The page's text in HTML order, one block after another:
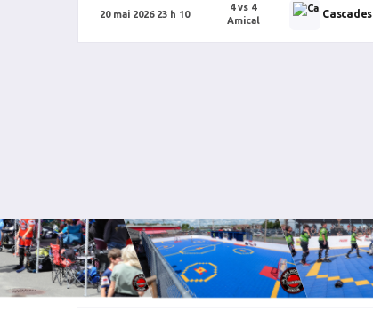
20 mai 2026 23 h 10
4 vs 4
Amical
Cascades